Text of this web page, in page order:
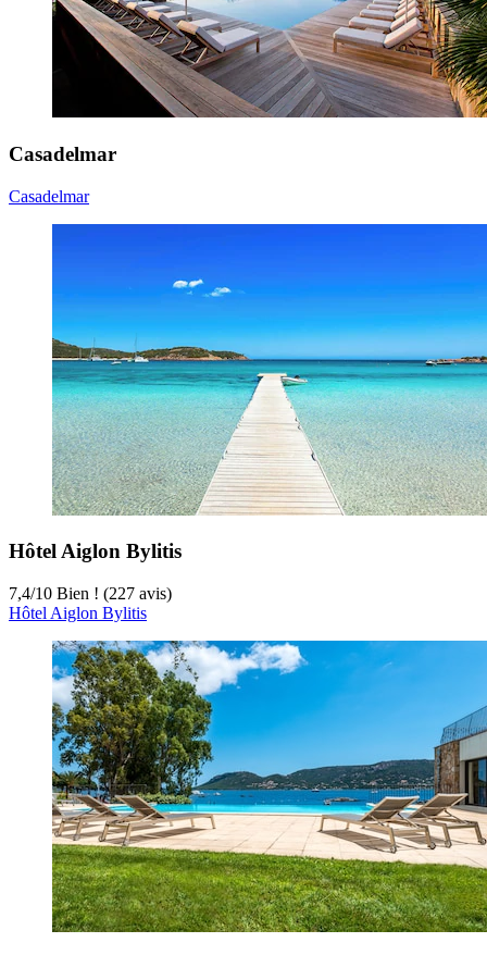
Casadelmar
Casadelmar
Hôtel Aiglon Bylitis
7,4/10 Bien ! (227 avis)
Hôtel Aiglon Bylitis